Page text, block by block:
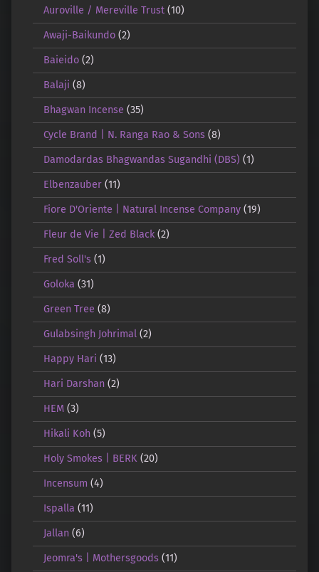
Auroville / Mereville Trust(10)
Awaji-Baikundo(2)
Baieido(2)
Balaji (8)
Bhagwan Incense (35)
Cycle Brand | N. Ranga Rao & Sons(8)
Damodardas Bhagwandas Sugandhi (DBS) (1)
Elbenzauber(11)
Fiore D'Oriente | Natural Incense Company(19)
Fleur de Vie | Zed Black(2)
Fred Soll's(1)
Goloka (31)
Green Tree (8)
Gulabsingh Johrimal(2)
Happy Hari (13)
Hari Darshan(2)
HEM(3)
Hikali Koh(5)
Holy Smokes | BERK(20)
Incensum (4)
Ispalla (11)
Jallan(6)
Jeomra's | Mothersgoods(11)